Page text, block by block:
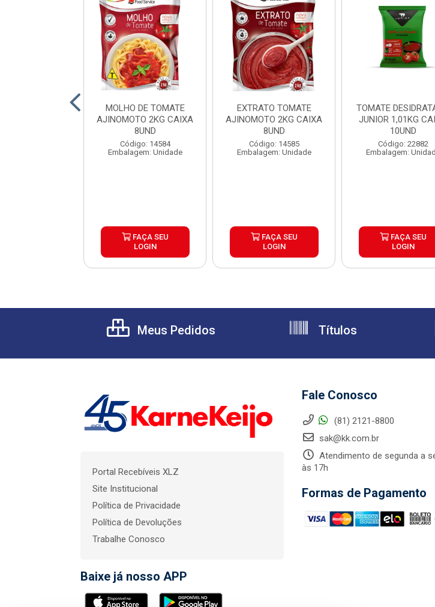
MOLHO DE TOMATE
AJINOMOTO 2KG CAIXA
8UND
Código: 14584
Embalagem: Unidade
FAÇA SEU
LOGIN
EXTRATO TOMATE
AJINOMOTO 2KG CAIXA
8UND
Código: 14585
Embalagem: Unidade
FAÇA SEU
LOGIN
TOMATE
JUNIOR 1,01KG
10UND
Código: 22882
Embalagem:
FAÇA SEU
LOGIN
Meus Pedidos Títulos
Portal Recebíveis XLZ
Site Institucional
Política de Privacidade
Política de Devoluções
Trabalhe Conosco
Baixe já nosso APP
Fale Conosco
(81) 2121-8800
sak@kk.com.br
Atendimento de segunda a
às 17h
Formas de Pagamento